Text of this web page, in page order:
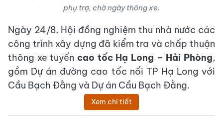
phụ trợ, chờ ngày thông xe.
Ngày 24/8, Hội đồng nghiệm thu nhà nước các
công trình xây dựng đã kiểm tra và chấp thuận
thông xe tuyến cao tốc Hạ Long – Hải Phòng,
gồm Dự án đường cao tốc nối TP Hạ Long với
Cầu Bạch Đằng và Dự án Cầu Bạch Đằng.
Xem chi tiết